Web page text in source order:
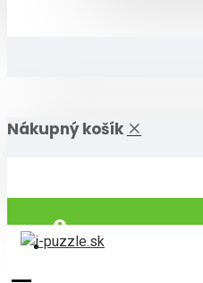
Nákupný košík
Prihlásiť